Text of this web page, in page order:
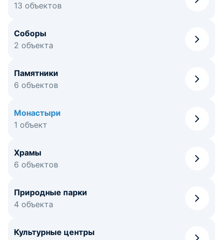
13 объектов
Соборы
2 объекта
Памятники
6 объектов
Монастыри
1 объект
Храмы
6 объектов
Природные парки
4 объекта
Культурные центры